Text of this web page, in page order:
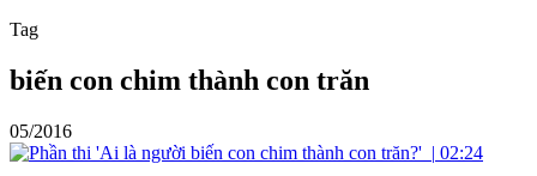
Tag
biến con chim thành con trăn
05/2016
| 02:24